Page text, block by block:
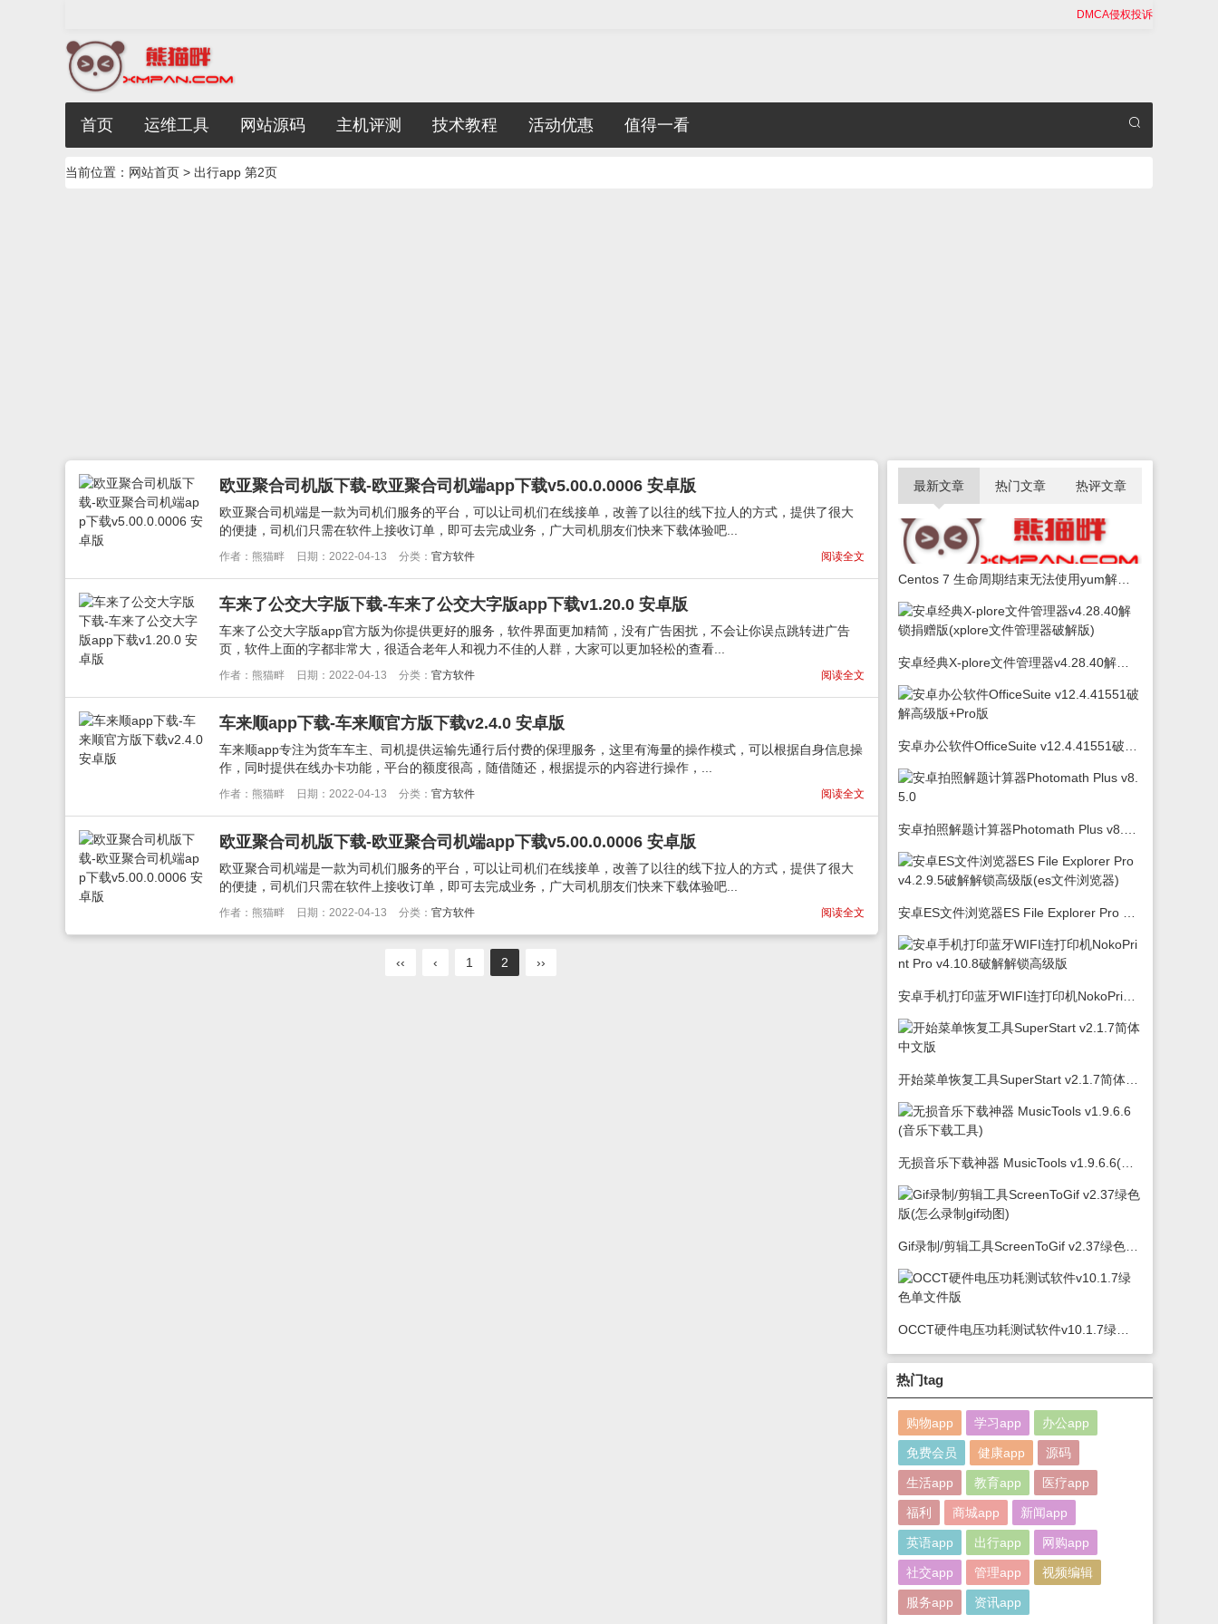
DMCA侵权投诉
首页 运维工具 网站源码 主机评测 技术教程 活动优惠 值得一看
当前位置： 网站首页 > 出行app 第2页
欧亚聚合司机版下载-欧亚聚合司机端app下载v5.00.0.0006 安卓版
欧亚聚合司机端是一款为司机们服务的平台，可以让司机们在线接单，改善了以往的线下拉人的方式，提供了很大
的便捷，司机们只需在软件上接收订单，即可去完成业务，广大司机朋友们快来下载体验吧...
阅读全文
作者：熊猫畔 日期：2022-04-13 分类： 官方软件
车来了公交大字版下载-车来了公交大字版app下载v1.20.0 安卓版
车来了公交大字版app官方版为你提供更好的服务，软件界面更加精简，没有广告困扰，不会让你误点跳转进广告
页，软件上面的字都非常大，很适合老年人和视力不佳的人群，大家可以更加轻松的查看...
阅读全文
作者：熊猫畔 日期：2022-04-13 分类： 官方软件
车来顺app下载-车来顺官方版下载v2.4.0 安卓版
车来顺app专注为货车车主、司机提供运输先通行后付费的保理服务，这里有海量的操作模式，可以根据自身信息操
作，同时提供在线办卡功能，平台的额度很高，随借随还，根据提示的内容进行操作，...
阅读全文
作者：熊猫畔 日期：2022-04-13 分类： 官方软件
欧亚聚合司机版下载-欧亚聚合司机端app下载v5.00.0.0006 安卓版
欧亚聚合司机端是一款为司机们服务的平台，可以让司机们在线接单，改善了以往的线下拉人的方式，提供了很大
的便捷，司机们只需在软件上接收订单，即可去完成业务，广大司机朋友们快来下载体验吧...
阅读全文
作者：熊猫畔 日期：2022-04-13 分类： 官方软件
‹‹ ‹ 1 2 ››
最新文章 热门文章 热评文章
热门tag
购物app 学习app 办公app
免费会员 健康app 源码
生活app 教育app 医疗app
福利 商城app 新闻app
英语app 出行app 网购app
社交app 管理app 视频编辑
服务app 资讯app